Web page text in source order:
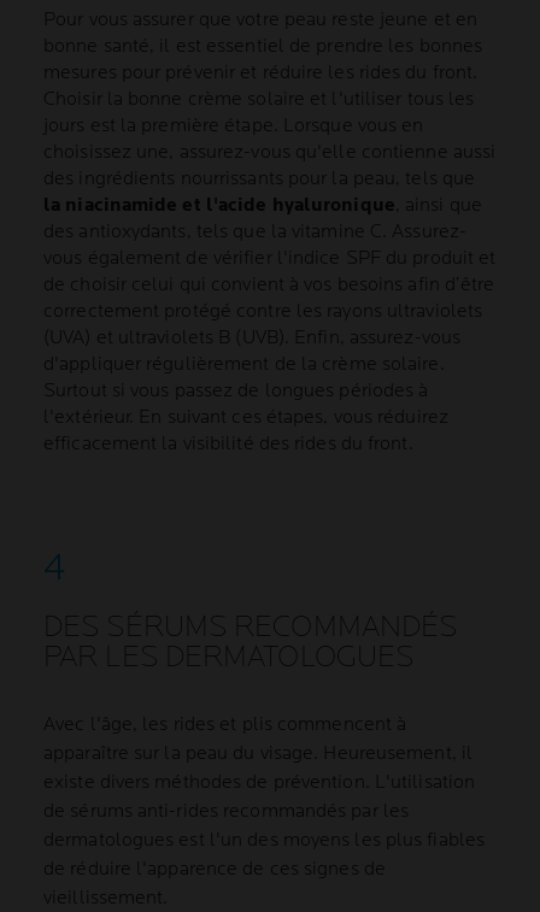
Pour vous assurer que votre peau reste jeune et en
bonne santé, il est essentiel de prendre les bonnes
mesures pour prévenir et réduire les rides du front.
Choisir la bonne crème solaire et l'utiliser tous les
jours est la première étape. Lorsque vous en
choisissez une, assurez-vous qu'elle contienne aussi
des ingrédients nourrissants pour la peau, tels que
la niacinamide et l'acide hyaluronique , ainsi que
des antioxydants, tels que la vitamine C. Assurez-
vous également de vérifier l'indice SPF du produit et
de choisir celui qui convient à vos besoins afin d’être
correctement protégé contre les rayons ultraviolets
(UVA) et ultraviolets B (UVB). Enfin, assurez-vous
d'appliquer régulièrement de la crème solaire.
Surtout si vous passez de longues périodes à
l'extérieur. En suivant ces étapes, vous réduirez
efficacement la visibilité des rides du front.
DES SÉRUMS RECOMMANDÉS
PAR LES DERMATOLOGUES
Avec l'âge, les rides et plis commencent à
apparaître sur la peau du visage. Heureusement, il
existe divers méthodes de prévention. L'utilisation
de sérums anti-rides recommandés par les
dermatologues est l'un des moyens les plus fiables
de réduire l'apparence de ces signes de
vieillissement.